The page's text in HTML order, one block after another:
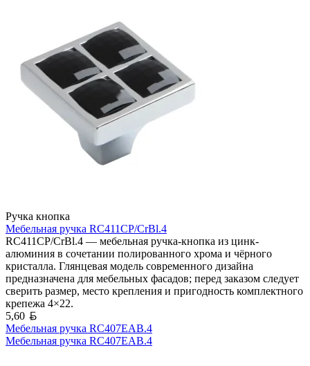
Ручка кнопка
Мебельная ручка RC411CP/CrBl.4
RC411CP/CrBl.4 — мебельная ручка-кнопка из цинк-
алюминия в сочетании полированного хрома и чёрного
кристалла. Глянцевая модель современного дизайна
предназначена для мебельных фасадов; перед заказом следует
сверить размер, место крепления и пригодность комплектного
крепежа 4×22.
5,60
Мебельная ручка RC407EAB.4
Мебельная ручка RC407EAB.4